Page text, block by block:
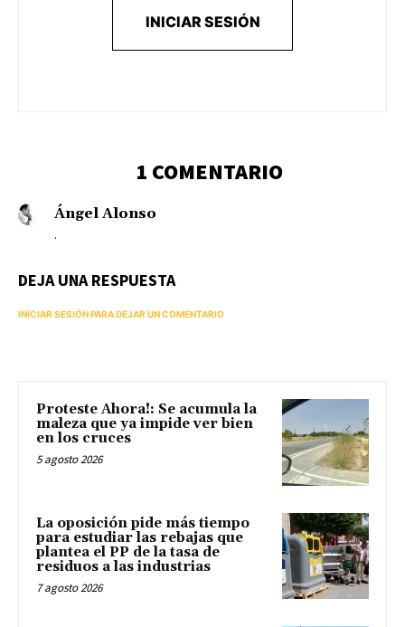
INICIAR SESIÓN
1 COMENTARIO
Ángel Alonso
.
DEJA UNA RESPUESTA
INICIAR SESIÓN PARA DEJAR UN COMENTARIO
Proteste Ahora!: Se acumula la
maleza que ya impide ver bien
en los cruces
5 agosto 2026
La oposición pide más tiempo
para estudiar las rebajas que
plantea el PP de la tasa de
residuos a las industrias
7 agosto 2026